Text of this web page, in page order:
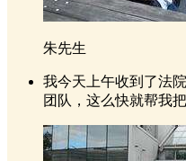
朱先生
我今天上午收到了法
团队，这么快就帮我